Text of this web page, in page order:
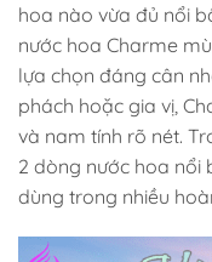
hoa nào vừa đủ nổi
nước hoa Charme
lựa chọn đáng cân
phách hoặc gia vị,
và nam tính rõ nét.
2 dòng nước hoa nổi
dùng trong nhiều